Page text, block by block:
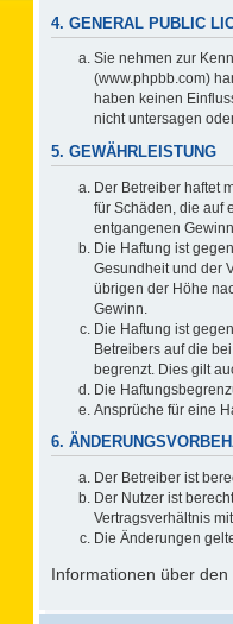
4. GENERAL PUBLIC
Sie nehmen zur
(www.phpbb.com)
haben keinen
nicht untersagen
5. GEWÄHRLEISTUNG
Der Betreiber haftet
für Schäden, die auf
entgangenen Gewinn.
Die Haftung ist
Gesundheit und der
übrigen der Höhe
Gewinn.
Die Haftung ist
Betreibers auf die
begrenzt. Dies gilt
Die
Ansprüche für eine
6.
Der Betreiber ist
Der Nutzer ist
Vertragsverhältnis
Die Änderungen
Informationen über